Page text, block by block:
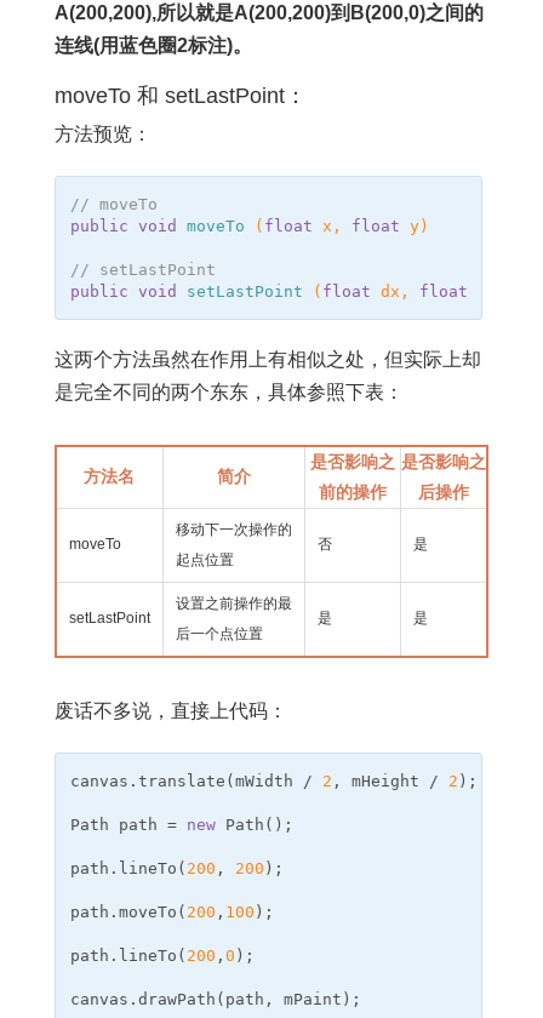
A(200,200),所以就是A(200,200)到B(200,0)之间的
连线(用蓝色圈2标注)。
moveTo 和 setLastPoint：
方法预览：
// moveTo
public void moveTo ( float x , float y)
// setLastPoint
public void setLastPoint ( float dx , float
这两个方法虽然在作用上有相似之处，但实际上却
是完全不同的两个东东，具体参照下表：
方法名 简介
是否影响之
前的操作
是否影响之
后操作
moveTo
移动下一次操作的
起点位置
否 是
setLastPoint
设置之前操作的最
后一个点位置
是 是
废话不多说，直接上代码：
canvas . translate (mWidth / 2 , mHeight / 2 );
Path path = new Path ();
path . lineTo ( 200 , 200 );
path . moveTo ( 200 , 100 );
path . lineTo ( 200 , 0 );
canvas . drawPath ( path , mPaint );